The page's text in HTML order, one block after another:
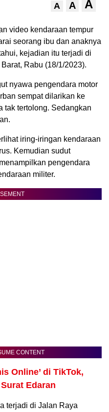
A A A
video kendaraan tempur
seorang ibu dan anaknya
kejadian itu terjadi di
Rabu (18/1/2023).
nyawa pengendara motor
sempat dilarikan ke
tak tertolong. Sedangkan
iring-iringan kendaraan
Kemudian sudut
pengendara
militer.
CONTENT
Online’ di TikTok,
Edaran
terjadi di Jalan Raya